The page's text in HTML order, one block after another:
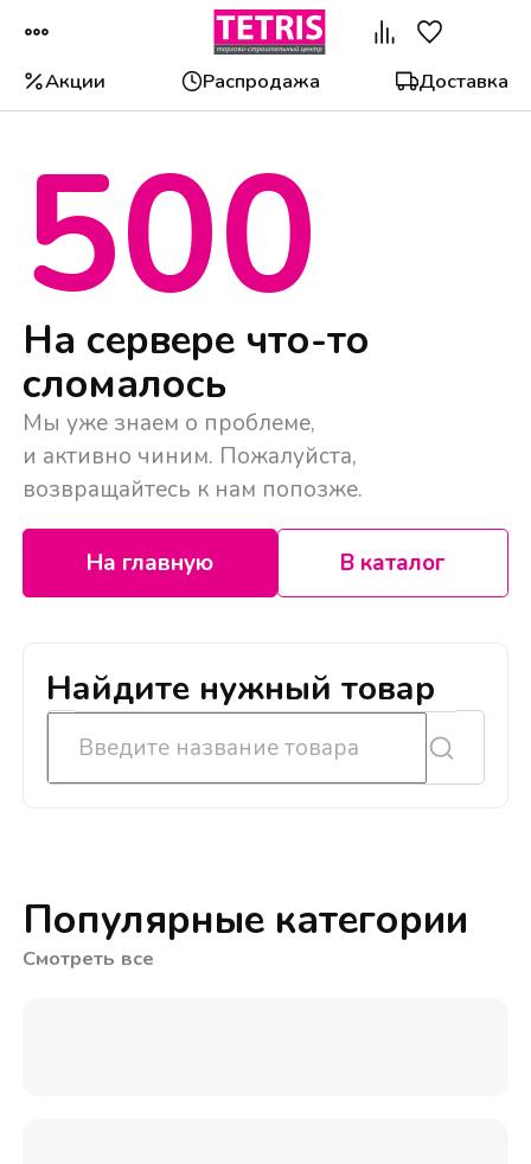
Акции Распродажа Доставка
500
На сервере что-то
сломалось
Мы уже знаем о проблеме,
и активно чиним. Пожалуйста,
возвращайтесь к нам попозже.
На главную В каталог
Найдите нужный товар
Популярные категории
Смотреть все